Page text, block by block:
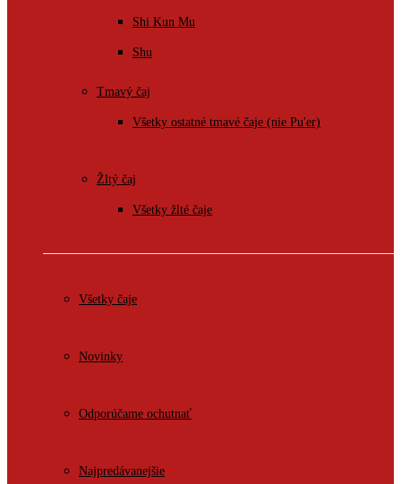
Shi Kun Mu
Shu
Tmavý čaj
Všetky ostatné tmavé čaje (nie Pu'er)
Žltý čaj
Všetky žlté čaje
Všetky čaje
Novinky
Odporúčame ochutnať
Najpredávanejšie